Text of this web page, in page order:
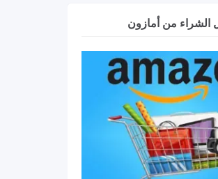
الشراء من أمازون